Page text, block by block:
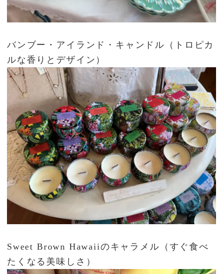
バンブー・アイランド・キャンドル（トロピカ
ルな香りとデザイン）
Sweet Brown Hawaiiのキャラメル（すぐ食べ
たくなる美味しさ）